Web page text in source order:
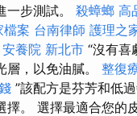
一步測試。 殺蟑螂 高
案 台南律師 護理之
安養院 新北市 “沒有喜
層，以免油膩。 整復
”該配方是芬芳和低
。 選擇最適合您的